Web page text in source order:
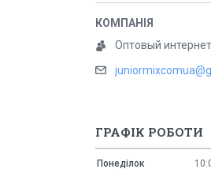
Оптовый
ГРАФІК РОБОТИ
Понеділок